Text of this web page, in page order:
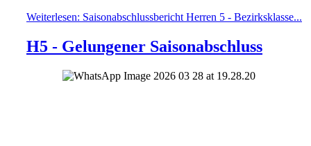
Weiterlesen: Saisonabschlussbericht Herren 5 - Bezirksklasse...
H5 - Gelungener Saisonabschluss